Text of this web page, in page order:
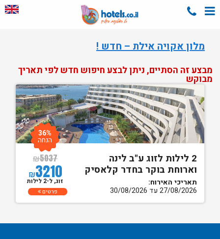
מלון אקויה אילת – חדש !
מבצע זה הסתיים, ניתן לבצע חיפוש חדש לפי תאריך
מבוקש
2 לילות לזוג ע"ב לינה
וארוחת בוקר בחדר קלאסיק
תאריכי האירוח:
27/08/2026 עד 30/08/2026
₪5037
₪3210
36%
הנחה
זוג, ל-2 לילות
פרטים